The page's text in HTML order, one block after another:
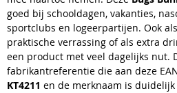
goed bij schooldagen, vakanties,
sportclubs en logeerpartijen. Ook
praktische verrassing of als extra
een product met veel dagelijks nut.
fabrikantreferentie die aan deze
KT4211 en de merknaam is duidelijk